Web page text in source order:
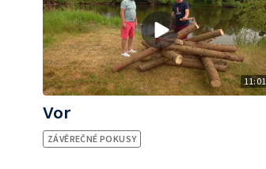
11:01
Vor
ZÁVĚREČNÉ POKUSY